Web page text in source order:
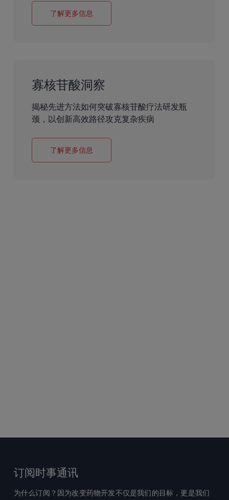
了解更多信息
寡核苷酸洞察
揭秘先进方法如何突破寡核苷酸疗法研发瓶
颈，以创新高效路径攻克复杂疾病
了解更多信息
订阅时事通讯
为什么订阅？因为改变药物开发不仅是我们的目标，更是我们